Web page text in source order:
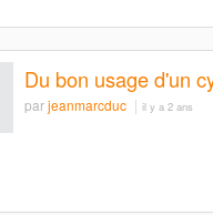
Du bon usage d'un
parjeanmarcduc il y a 2 ans